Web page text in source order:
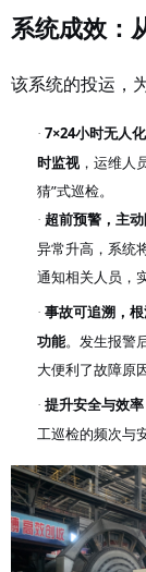
系统成效：
该系统的投运，
· 7×24小时无人
时监视 ，运维人
猜”式巡检。
· 超前预警，主
异常升高，系统
通知相关人员，
· 事故可追溯，
功能。发生报警
大便利了故障原
· 提升安全与效率
工巡检的频次与